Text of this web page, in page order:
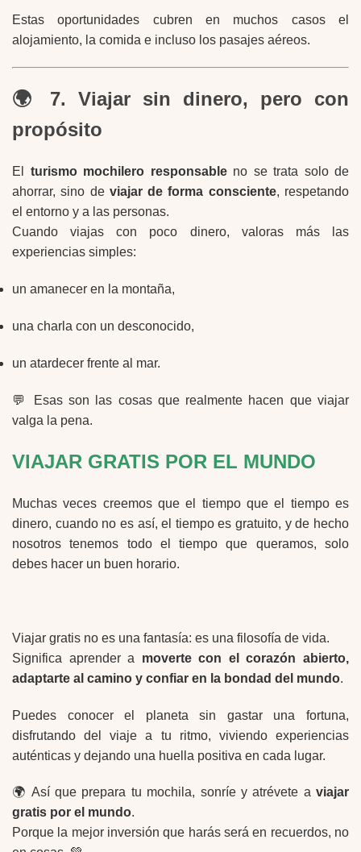
Estas oportunidades cubren en muchos casos el
alojamiento, la comida e incluso los pasajes aéreos.
🌍 7. Viajar sin dinero, pero con
propósito
El turismo mochilero responsableno se trata solo de
ahorrar, sino de viajar de forma consciente, respetando
el entorno y a las personas.
Cuando viajas con poco dinero, valoras más las
experiencias simples:
un amanecer en la montaña,
una charla con un desconocido,
un atardecer frente al mar.
💬 Esas son las cosas que realmente hacen que viajar
valga la pena.
VIAJAR GRATIS POR EL MUNDO
Muchas veces creemos que el tiempo que el tiempo es
dinero, cuando no es así, el tiempo es gratuito, y de hecho
nosotros tenemos todo el tiempo que queramos, solo
debes hacer un buen horario.
Viajar gratis no es una fantasía: es una filosofía de vida.
Significa aprender a moverte con el corazón abierto,
adaptarte al camino y confiar en la bondad del mundo.
Puedes conocer el planeta sin gastar una fortuna,
disfrutando del viaje a tu ritmo, viviendo experiencias
auténticas y dejando una huella positiva en cada lugar.
🌍 Así que prepara tu mochila, sonríe y atrévete a viajar
gratis por el mundo.
Porque la mejor inversión que harás será en recuerdos, no